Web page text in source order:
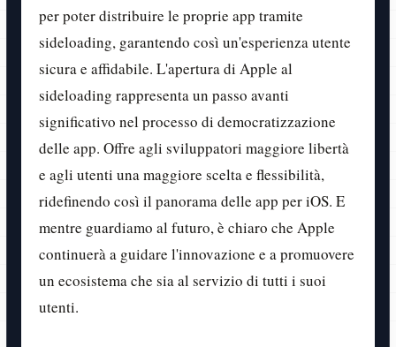
per poter distribuire le proprie app tramite
sideloading, garantendo così un'esperienza utente
sicura e affidabile. L'apertura di Apple al
sideloading rappresenta un passo avanti
significativo nel processo di democratizzazione
delle app. Offre agli sviluppatori maggiore libertà
e agli utenti una maggiore scelta e flessibilità,
ridefinendo così il panorama delle app per iOS. E
mentre guardiamo al futuro, è chiaro che Apple
continuerà a guidare l'innovazione e a promuovere
un ecosistema che sia al servizio di tutti i suoi
utenti.